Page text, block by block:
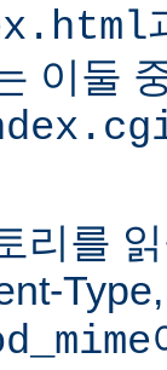
이둘
리를